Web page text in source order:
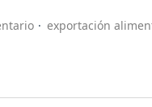
exportación